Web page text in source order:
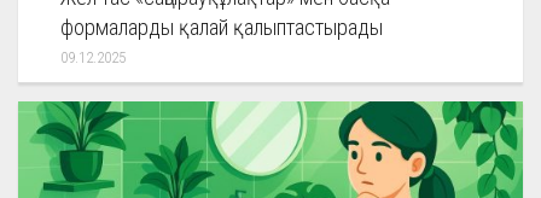
формаларды қалай қалыптастырады
09.12.2025